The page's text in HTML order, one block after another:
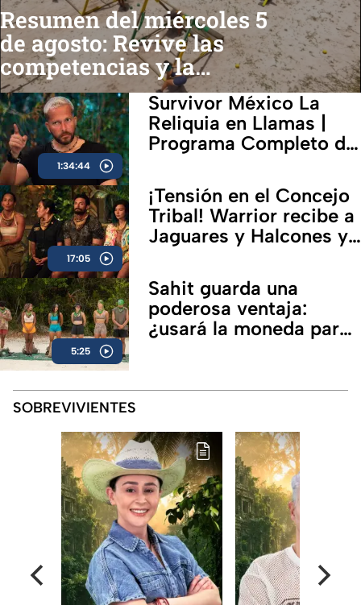
Resumen del miércoles 5
de agosto: Revive las
competencias y la
eliminación de Rey
Grupero
1:34:44
Survivor México La
Reliquia en Llamas |
Programa Completo del
17:05
¡Tensión en el Concejo
Tribal! Warrior recibe a
Jaguares y Halcones y
a todos
5:25
Sahit guarda una
poderosa ventaja:
¿usará la moneda para
SOBREVIVIENTES